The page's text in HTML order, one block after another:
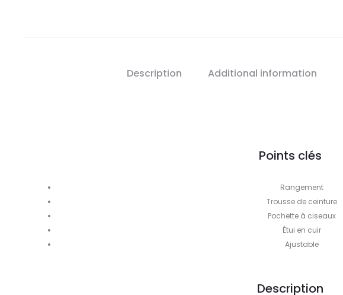
Description Additional information
Points clés
Rangement
Trousse de ceinture
Pochette à ciseaux
Étui en cuir
Ajustable
Description